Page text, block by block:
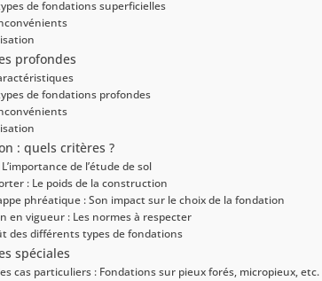
de fondations superficielles
profondes
de fondations profondes
: quels critères ?
de l’étude de sol
: Le poids de la construction
phréatique : Son impact sur le choix de la fondation
en vigueur : Les normes à respecter
des différents types de fondations
spéciales
cas particuliers : Fondations sur pieux forés, micropieux, etc.